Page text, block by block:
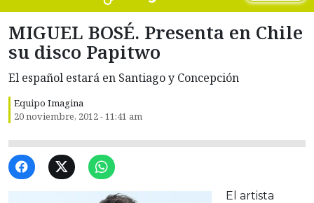
MIGUEL BOSÉ. Presenta en Chile
su disco Papitwo
El español estará en Santiago y Concepción
Equipo Imagina
20 noviembre, 2012 - 11:41 am
El artista